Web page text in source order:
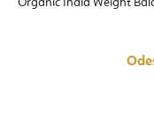
Organic India Weight